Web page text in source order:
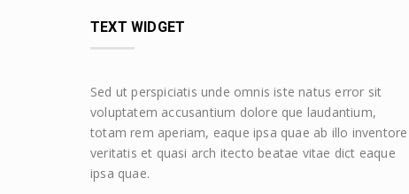
TEXT WIDGET
Sed ut perspiciatis unde omnis iste natus error sit
voluptatem accusantium dolore que laudantium,
totam rem aperiam, eaque ipsa quae ab illo inventore
veritatis et quasi arch itecto beatae vitae dict eaque
ipsa quae.